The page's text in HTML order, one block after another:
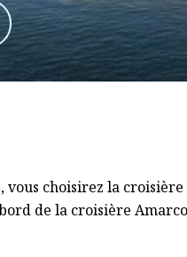
vous choisirez la
bord de la croisière